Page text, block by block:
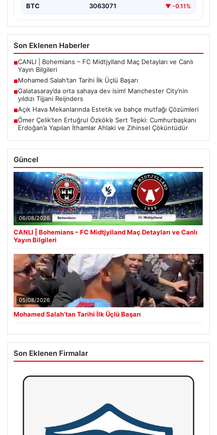
BTC 3063071 ▼ -0.11%
Son Eklenen Haberler
■CANLI | Bohemians – FC Midtjylland Maç Detayları ve Canlı
Yayın Bilgileri
■Mohamed Salah’tan Tarihi İlk Üçlü Başarı
■Galatasaray’da orta sahaya dev isim! Manchester City’nin
yıldızı Tijjani Reijnders
■Açık Hava Mekanlarında Estetik ve bahçe mutfağı Çözümleri
■Ömer Çelik’ten Ertuğrul Özkök’e Sert Tepki: Cumhurbaşkanı
Erdoğan’a Yapılan İthamlar Ahlaki ve Zihinsel Çöküntüdür
Güncel
06/08/2026
CANLI | Bohemians – FC Midtjylland Maç Detayları ve Canlı
Yayın Bilgileri
05/08/2026
Mohamed Salah’tan Tarihi İlk Üçlü Başarı
Son Eklenen Firmalar